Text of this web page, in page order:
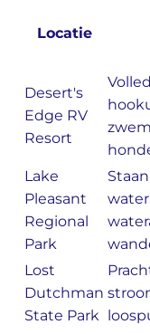
Locatie
Desert's
Edge RV
Resort
Lake
Pleasant
Regional
Park
Lost
Dutchman
State Park